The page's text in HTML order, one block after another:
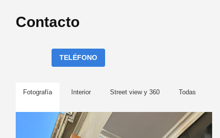
Contacto
TELÉFONO
Fotografía Interior Street view y 360 Todas